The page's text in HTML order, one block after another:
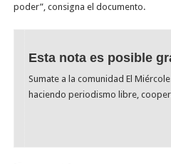
poder”, consigna el documento.
Esta nota es posible
Sumate a la comunidad El
haciendo periodismo libre,